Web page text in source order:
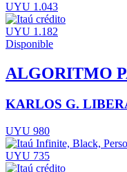
UYU 1.043
UYU 1.182
Disponible
ALGORITMO
KARLOS G.
UYU 980
UYU 735